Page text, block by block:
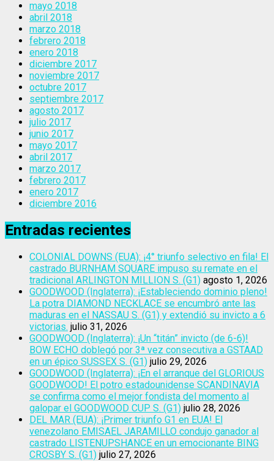
mayo 2018
abril 2018
marzo 2018
febrero 2018
enero 2018
diciembre 2017
noviembre 2017
octubre 2017
septiembre 2017
agosto 2017
julio 2017
junio 2017
mayo 2017
abril 2017
marzo 2017
febrero 2017
enero 2017
diciembre 2016
Entradas recientes
COLONIAL DOWNS (EUA): ¡4° triunfo selectivo en fila! El
castrado BURNHAM SQUARE impuso su remate en el
tradicional ARLINGTON MILLION S. (G1) agosto 1, 2026
GOODWOOD (Inglaterra): ¡Estableciendo dominio pleno!
La potra DIAMOND NECKLACE se encumbró ante las
maduras en el NASSAU S. (G1) y extendió su invicto a 6
victorias. julio 31, 2026
GOODWOOD (Inglaterra): ¡Un “titán” invicto (de 6-6)!
BOW ECHO doblegó por 3ª vez consecutiva a GSTAAD
en un épico SUSSEX S. (G1) julio 29, 2026
GOODWOOD (Inglaterra): ¡En el arranque del GLORIOUS
GOODWOOD! El potro estadounidense SCANDINAVIA
se confirma como el mejor fondista del momento al
galopar el GOODWOOD CUP S. (G1) julio 28, 2026
DEL MAR (EUA): ¡Primer triunfo G1 en EUA! El
venezolano EMISAEL JARAMILLO condujo ganador al
castrado LISTENUPSHANCE en un emocionante BING
CROSBY S. (G1) julio 27, 2026